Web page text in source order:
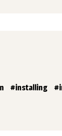
installing